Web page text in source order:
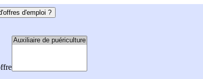
d'emploi ?